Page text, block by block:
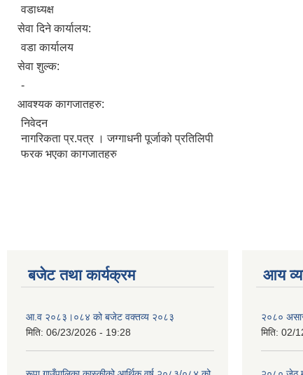
वडाध्यक्ष
सेवा दिने कार्यालय:
वडा कार्यालय
सेवा शुल्क:
-
आवश्यक कागजातहरु:
निवेदन
नागरिकता प्र.पत्र । जग्गाधनी पूर्जाको प्रतिलिपी
फरक भएका कागजातहरु
बजेट तथा कार्यक्रम
आ.व २०८३।०८४ को बजेट वक्तव्य २०८३
मिति: 06/23/2026 - 19:28
आय
२०८०
मिति: 02/